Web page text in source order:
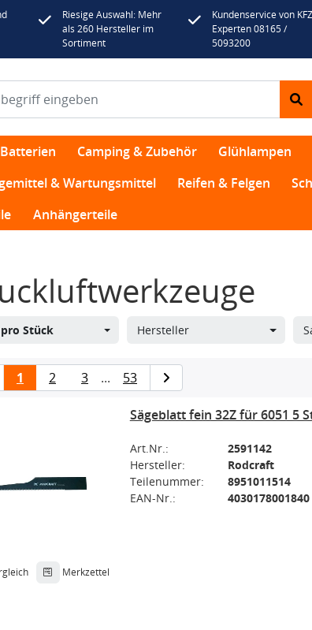
Riesige Auswahl: Mehr
als 260 Hersteller im
Sortiment
Kundenservice von
Experten 08165 /
5093200
Batterien Camping & Zubehör Glühlampen
& Wartungsmittel
Reifen & Felgen
Anhängerteile
pro Stück Hersteller
1 2 3 ... 53
Merkzettel
Sägeblatt fein 32Z für 6051 5
Art.Nr.:
2591142
Hersteller:
Rodcraft
Teilenummer:
8951011514
EAN-Nr.:
4030178001840